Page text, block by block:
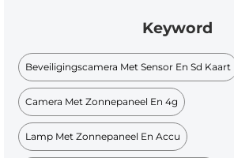
Keyword
Beveiligingscamera Met Sensor En Sd Kaart
Camera Met Zonnepaneel En 4g
Lamp Met Zonnepaneel En Accu